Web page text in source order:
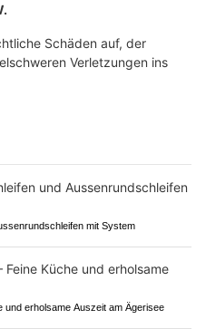
Schäden auf, der
Verletzungen ins
mit System
und erholsame Auszeit am Ägerisee